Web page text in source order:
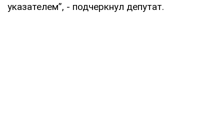
указателем”, - подчеркнул депутат.